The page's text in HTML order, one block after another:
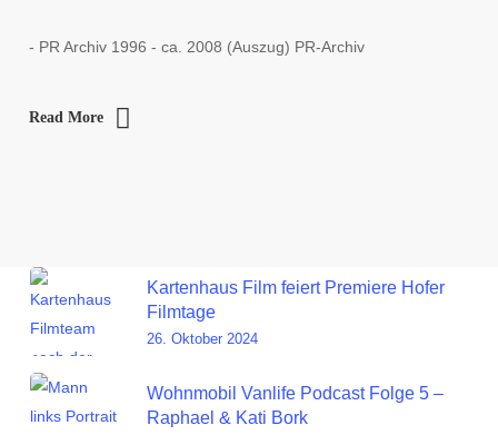
- PR Archiv 1996 - ca. 2008 (Auszug) PR-Archiv
Read More
Kartenhaus Film feiert Premiere Hofer
Filmtage
26. Oktober 2024
Wohnmobil Vanlife Podcast Folge 5 –
Raphael & Kati Bork